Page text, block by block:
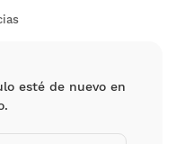
esté de nuevo en